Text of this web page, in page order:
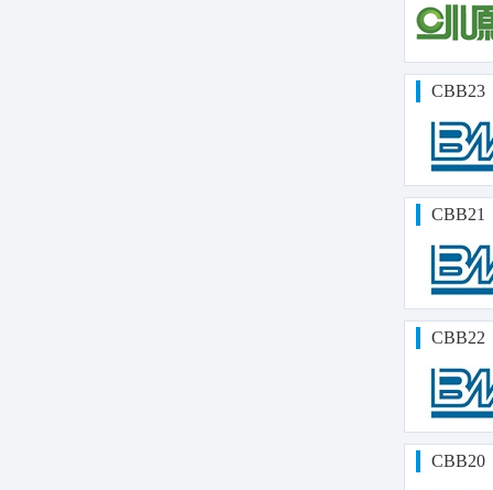
CBB23
CBB21
CBB22
CBB20